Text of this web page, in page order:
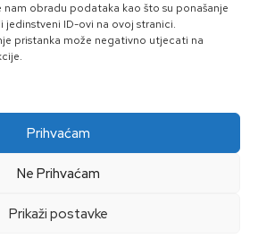
obradu podataka kao što su ponašanje
jedinstveni ID-ovi na ovoj stranici.
pristanka može negativno utjecati na
Prihvaćam
Ne Prihvaćam
Prikaži postavke
u svijetu staklene ambalaže uz D. I.